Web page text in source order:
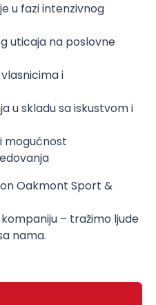
u fazi intenzivnog
uticaja na poslovne
i
u skladu sa iskustvom i
mogućnost
Oakmont Sport &
– tražimo ljude
nama.